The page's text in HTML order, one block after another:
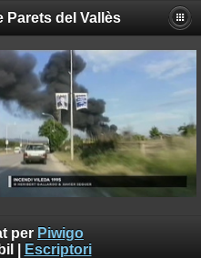
Parets del Vallès
per Piwigo
Escriptori